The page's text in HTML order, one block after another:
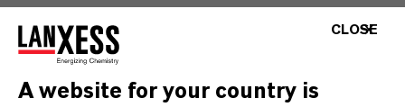
CLOSE
A website for your country is